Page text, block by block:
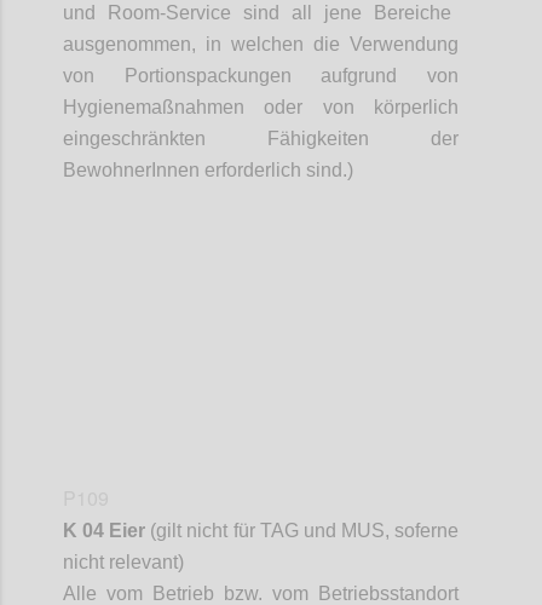
und
Room-Service sind all jene Bereiche
ausgenommen, in welchen die Verwendung
von Portionspackungen aufgrund von
Hygienemaßnahmen oder von körperlich
eingeschränkten Fähigkeiten der
BewohnerInnen erforderlich sind.)
K 04 Eier (gilt nicht für TAG und MUS, soferne
nicht relevant)
Alle vom Betrieb bzw. vom Betriebsstandort